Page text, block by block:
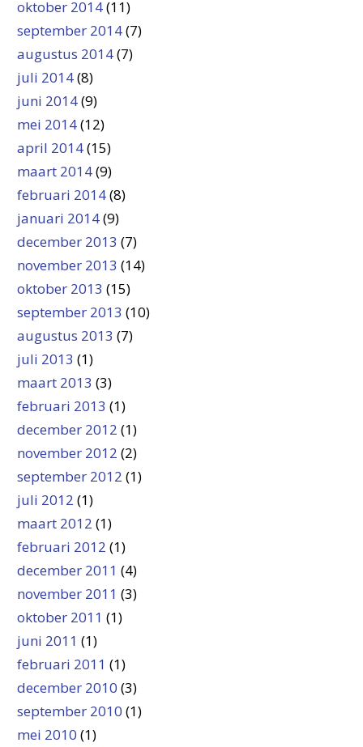
oktober 2014(11)
september 2014(7)
augustus 2014(7)
juli 2014(8)
juni 2014(9)
mei 2014(12)
april 2014(15)
maart 2014(9)
februari 2014(8)
januari 2014(9)
december 2013 (7)
november 2013 (14)
oktober 2013 (15)
september 2013 (10)
augustus 2013 (7)
juli 2013 (1)
maart 2013 (3)
februari 2013 (1)
december 2012 (1)
november 2012 (2)
september 2012 (1)
juli 2012 (1)
maart 2012 (1)
februari 2012 (1)
december 2011 (4)
november 2011 (3)
oktober 2011 (1)
juni 2011 (1)
februari 2011 (1)
december 2010 (3)
september 2010 (1)
mei 2010 (1)